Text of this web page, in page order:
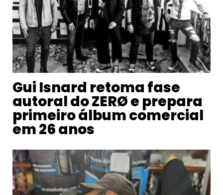
Gui Isnard retoma fase
autoral do ZERØ e prepara
primeiro álbum comercial
em 26 anos